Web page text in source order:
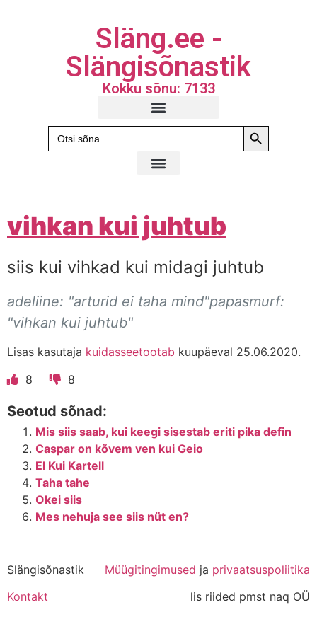
Släng.ee -
Slängisõnastik
Kokku sõnu: 7133
Search
for:
Search
vihkan kui juhtub
siis kui vihkad kui midagi juhtub
adeliine: "arturid ei taha mind"papasmurf:
"vihkan kui juhtub"
Lisas kasutaja kuidasseetootab kuupäeval 25.06.2020.
8
8
Seotud sõnad:
Mis siis saab, kui keegi sisestab eriti pika defin
Caspar on kõvem ven kui Geio
El Kui Kartell
Taha tahe
Okei siis
Mes nehuja see siis nüt en?
Slängisõnastik Müügitingimused ja privaatsuspoliitika
Kontakt
lis riided pmst naq OÜ